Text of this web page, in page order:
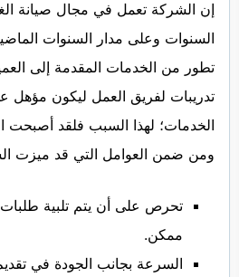
إن الشركة تعمل في مجال صيانة
السنوات وعلى مدار السنوات
تطور من الخدمات المقدمة إلى
تدريبات لفريق العمل ليكون مؤهل
الخدمات؛ لهذا السبب فلقد أصبحت
ومن ضمن العوامل التي قد ميزت
تحرص على أن يتم تلبية
ممكن.
السرعة بجانب الجودة في